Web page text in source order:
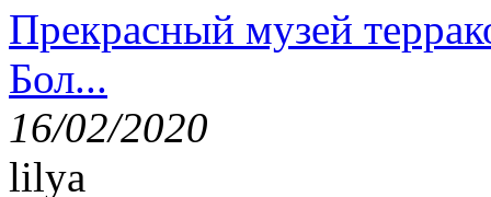
Прекрасный музей
Бол...
16/02/2020
lilya